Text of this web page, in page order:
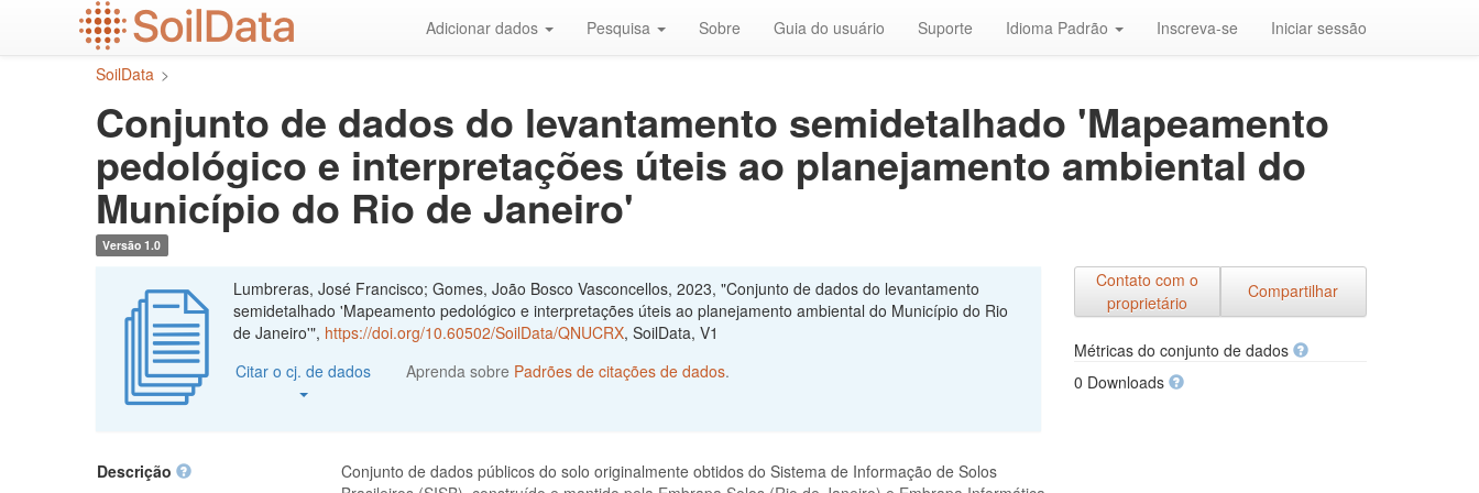
Adicionar dados Pesquisa Sobre Guia do usuário Suporte Idioma Padrão Inscreva-se Iniciar sessão
SoilData >
Conjunto de dados do levantamento semidetalhado 'Mapeamento
pedológico e interpretações úteis ao planejamento ambiental do
Município do Rio de Janeiro'
Versão 1.0
Lumbreras, José Francisco; Gomes, João Bosco Vasconcellos, 2023, "Conjunto de dados do levantamento
semidetalhado 'Mapeamento pedológico e interpretações úteis ao planejamento ambiental do Município do Rio
de Janeiro'", https://doi.org/10.60502/SoilData/QNUCRX, SoilData, V1
Citar o cj. de dados
Aprenda sobre Padrões de citações de dados.
Contato com o
proprietário
Compartilhar
Métricas do conjunto de dados
0 Downloads
Descrição
Conjunto de dados públicos do solo originalmente obtidos do Sistema de Informação de Solos